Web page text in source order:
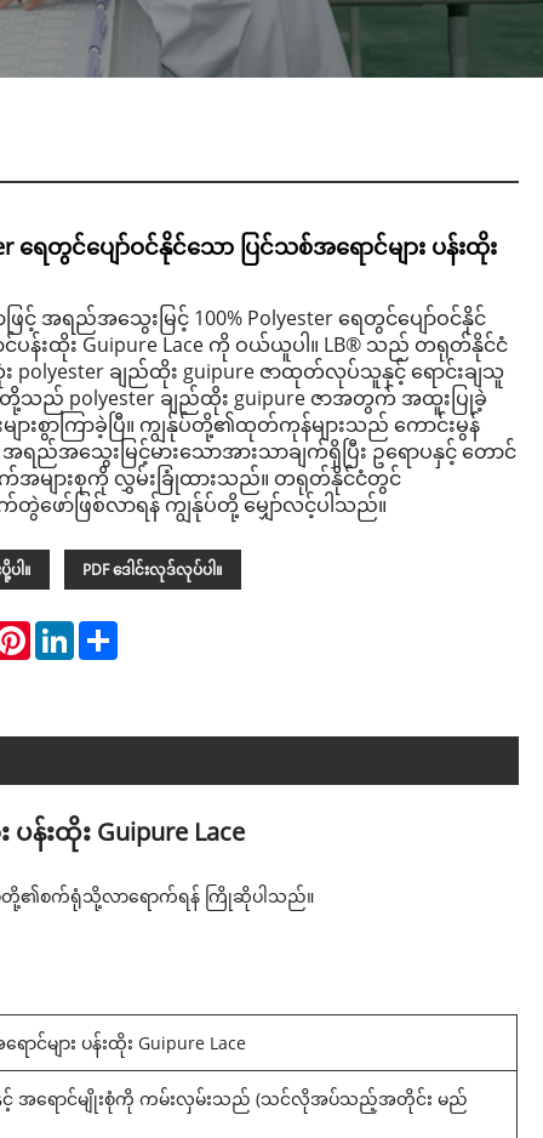
ရေတွင်ပျော်ဝင်နိုင်သော ပြင်သစ်အရောင်များ ပန်းထိုး
ဖြင့် အရည်အသွေးမြင့် 100% Polyester ရေတွင်ပျော်ဝင်နိုင်
င်ပန်းထိုး Guipure Lace ကို ဝယ်ယူပါ။ LB® သည် တရုတ်နိုင်ငံ
polyester ချည်ထိုး guipure ဇာထုတ်လုပ်သူနှင့် ရောင်းချသူ
သည် polyester ချည်ထိုး guipure ဇာအတွက် အထူးပြုခဲ့
ျားစွာကြာခဲ့ပြီ။ ကျွန်ုပ်တို့၏ထုတ်ကုန်များသည် ကောင်းမွန်
အရည်အသွေးမြင့်မားသောအားသာချက်ရှိပြီး ဥရောပနှင့် တောင်
များစုကို လွှမ်းခြုံထားသည်။ တရုတ်နိုင်ငံတွင်
ော်ဖြစ်လာရန် ကျွန်ုပ်တို့ မျှော်လင့်ပါသည်။
ပါ။ PDF ဒေါင်းလုဒ်လုပ်ပါ။
PinterestLinkedIn
န်းထိုး Guipure Lace
ျွန်ုပ်တို့၏စက်ရုံသို့လာရောက်ရန် ကြိုဆိုပါသည်။
ာင်များ ပန်းထိုး Guipure Lace
နှင့် အရောင်မျိုးစုံကို ကမ်းလှမ်းသည် (သင်လိုအပ်သည့်အတိုင်း မည်